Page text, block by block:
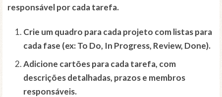
responsável por cada tarefa.
Crie um quadro para cada projeto com listas para
cada fase (ex: To Do, In Progress, Review, Done).
Adicione cartões para cada tarefa, com
descrições detalhadas, prazos e membros
responsáveis.